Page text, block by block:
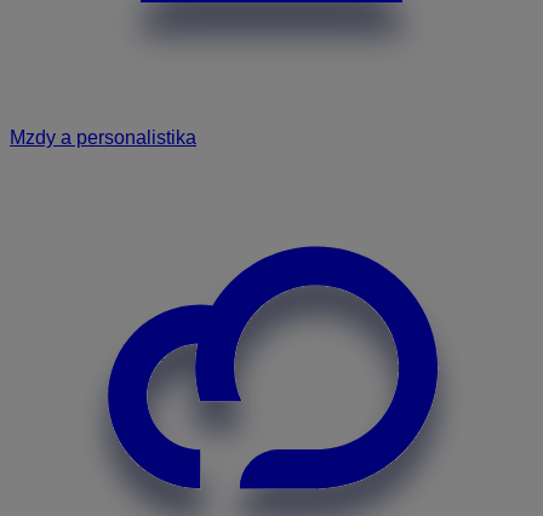
Mzdy a personalistika